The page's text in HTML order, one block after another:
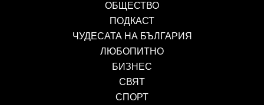
ОБЩЕСТВО
ПОДКАСТ
ЧУДЕСАТА НА БЪЛГАРИЯ
ЛЮБОПИТНО
БИЗНЕС
СВЯТ
СПОРТ